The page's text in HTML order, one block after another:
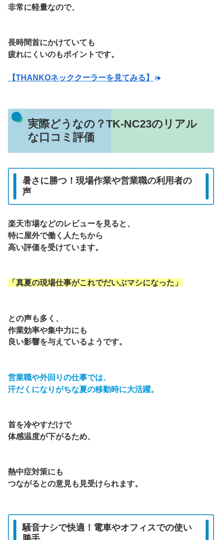
非常に軽量なので、
長時間首にかけていても
疲れにくいのもポイントです。
【THANKOネッククーラーを見てみる】
実際どうなの？TK-NC23のリアル
な口コミ評価
暑さに勝つ！現場作業や営業職の利用者の
声
楽天市場などのレビューを見ると、
特に屋外で働く人たちから
高い評価を受けています。
「真夏の現場仕事がこれでだいぶマシになった」
との声も多く、
作業効率や集中力にも
良い影響を与えているようです。
営業職や外回りの仕事では、
汗だくになりがちな夏の移動時に大活躍。
首を冷やすだけで
体感温度が下がるため、
熱中症対策にも
つながるとの意見も見受けられます。
騒音ナシで快適！電車やオフィスでの使い